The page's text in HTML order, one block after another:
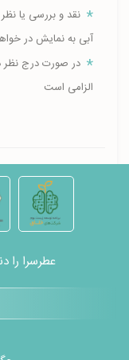
نقد و بررسی یا
آبی به نمایش در
در صورت درج نظر
الزامی است
عطرسرا را